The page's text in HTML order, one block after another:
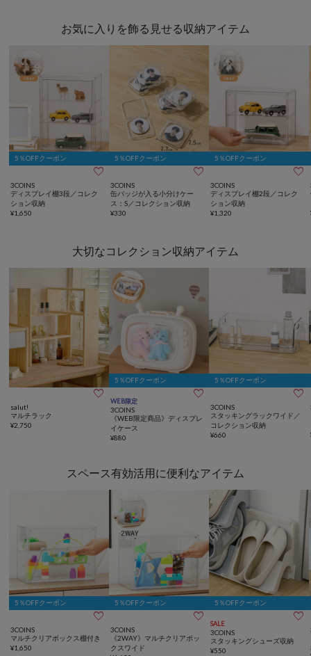
お気に入りを飾る見せる収納アイテム
5％OFFクーポン

3COINS
ディスプレイ棚3段／コレク
ション収納
¥1,650
5％OFFクーポン

3COINS
缶バッジが入る小分けケー
ス：S／コレクション収納
¥330
5％OFFクーポン

3COINS
ディスプレイ棚2段／コレク
ション収納
¥1,320
大切なコレクション収納アイテム

salut!
マルチラック
¥2,750
5％OFFクーポン
WEB限定 
3COINS
《WEB限定商品》ディスプレ
イケース
¥880
5％OFFクーポン

3COINS
スタッキングラックワイド／
コレクション収納
¥660
スペース有効活用に便利なアイテム
5％OFFクーポン

3COINS
マルチクリアボックス棚付き
¥1,650
5％OFFクーポン

3COINS
《2WAY》マルチクリアボッ
クスワイド
5％OFFクーポン
SALE 
3COINS
スタッキングシューズ収納
¥550